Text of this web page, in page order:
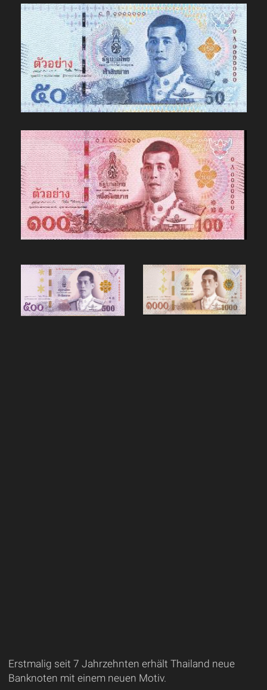
Erstmalig seit 7 Jahrzehnten erhält Thailand neue
Banknoten mit einem neuen Motiv.